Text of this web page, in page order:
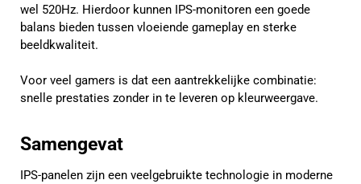
wel 520Hz. Hierdoor kunnen IPS-monitoren een goede
balans bieden tussen vloeiende gameplay en sterke
beeldkwaliteit.
Voor veel gamers is dat een aantrekkelijke combinatie:
snelle prestaties zonder in te leveren op kleurweergave.
Samengevat
IPS-panelen zijn een veelgebruikte technologie in moderne